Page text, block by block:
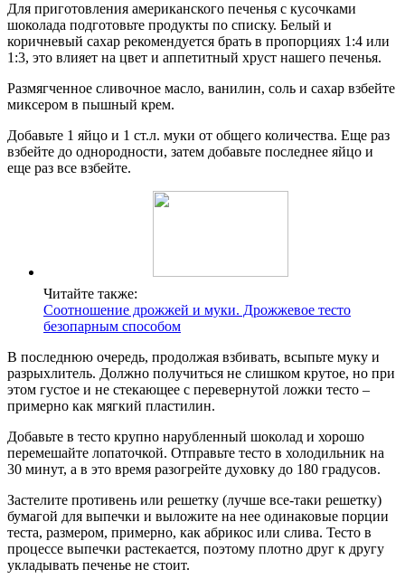
Для приготовления американского печенья с кусочками
шоколада подготовьте продукты по списку. Белый и
коричневый сахар рекомендуется брать в пропорциях 1:4 или
1:3, это влияет на цвет и аппетитный хруст нашего печенья.
Размягченное сливочное масло, ванилин, соль и сахар взбейте
миксером в пышный крем.
Добавьте 1 яйцо и 1 ст.л. муки от общего количества. Еще раз
взбейте до однородности, затем добавьте последнее яйцо и
еще раз все взбейте.
Читайте также:
Соотношение дрожжей и муки. Дрожжевое тесто
безопарным способом
В последнюю очередь, продолжая взбивать, всыпьте муку и
разрыхлитель. Должно получиться не слишком крутое, но при
этом густое и не стекающее с перевернутой ложки тесто –
примерно как мягкий пластилин.
Добавьте в тесто крупно нарубленный шоколад и хорошо
перемешайте лопаточкой. Отправьте тесто в холодильник на
30 минут, а в это время разогрейте духовку до 180 градусов.
Застелите противень или решетку (лучше все-таки решетку)
бумагой для выпечки и выложите на нее одинаковые порции
теста, размером, примерно, как абрикос или слива. Тесто в
процессе выпечки растекается, поэтому плотно друг к другу
укладывать печенье не стоит.